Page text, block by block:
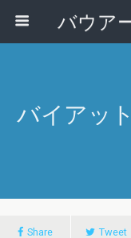
バイアッ
Share Tweet